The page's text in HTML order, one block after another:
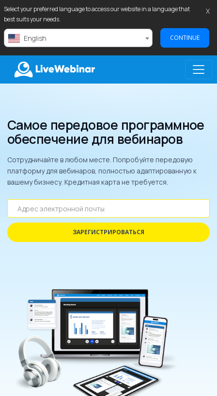
Select your preferred language to access our website in a language that
best suits your needs.
English CONTINUE
X
Самое передовое программное
обеспечение для вебинаров
Сотрудничайте в любом месте. Попробуйте передовую
платформу для вебинаров, полностью адаптированную к
вашему бизнесу. Кредитная карта не требуется.
Адрес электронной почты
ЗАРЕГИСТРИРОВАТЬСЯ